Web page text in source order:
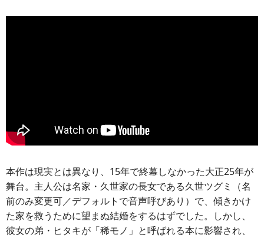
本作は現実とは異なり、15年で終幕しなかった大正25年が
舞台。主人公は名家・久世家の長女である久世ツグミ（名
前のみ変更可／デフォルトで音声呼びあり）で、傾きかけ
た家を救うために望まぬ結婚をするはずでした。しかし、
彼女の弟・ヒタキが「稀モノ」と呼ばれる本に影響され、